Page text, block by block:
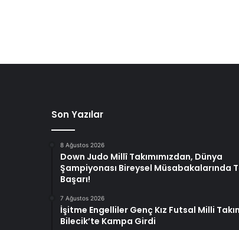
Son Yazılar
8 Ağustos 2026
Down Judo Millî Takımımızdan, Dünya
Şampiyonası Bireysel Müsabakalarında
Başarı!
7 Ağustos 2026
İşitme Engelliler Genç Kız Futsal Milli
Bilecik’te Kampa Girdi